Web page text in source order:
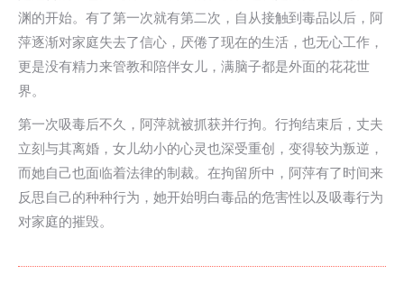
渊的开始。有了第一次就有第二次，自从接触到毒品以后，阿
萍逐渐对家庭失去了信心，厌倦了现在的生活，也无心工作，
更是没有精力来管教和陪伴女儿，满脑子都是外面的花花世
界。
第一次吸毒后不久，阿萍就被抓获并行拘。行拘结束后，丈夫
立刻与其离婚，女儿幼小的心灵也深受重创，变得较为叛逆，
而她自己也面临着法律的制裁。在拘留所中，阿萍有了时间来
反思自己的种种行为，她开始明白毒品的危害性以及吸毒行为
对家庭的摧毁。